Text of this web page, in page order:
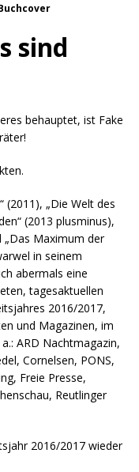
sind
behauptet, ist Fake
(2011), „Die Welt des
(2013 plusminus),
„Das Maximum der
in seinem
abermals eine
tagesaktuellen
2016/2017,
und Magazinen, im
ARD Nachtmagazin,
Cornelsen, PONS,
Freie Presse,
Reutlinger
2016/2017 wieder